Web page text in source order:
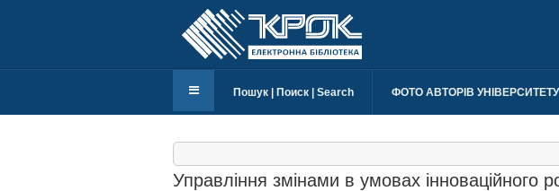
Пошук | Поиск | Search ФОТО АВТОРІВ УНІВЕРСИТЕТУ
Управління змінами в умовах інноваційного